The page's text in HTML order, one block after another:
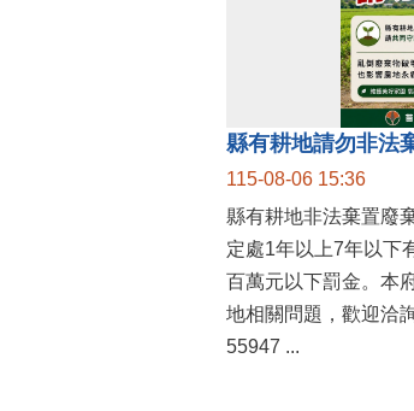
縣有耕地請勿非法
115-08-06 15:36
縣有耕地非法棄置廢
定處1年以上7年以下
百萬元以下罰金。本
地相關問題，歡迎洽
55947 ...